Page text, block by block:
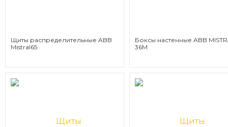
Щиты распределительные ABB
Mistral65
Боксы настенные ABB
36М